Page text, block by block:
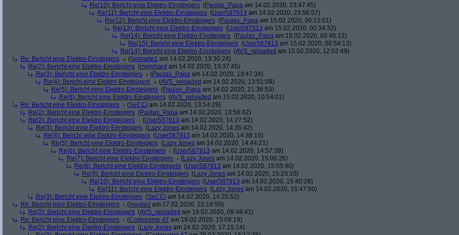
Re(10): Bericht eine Elektro-Einsteigers (Paulas_Papa am 14.02.2020, 23:47:45)
Re(11): Bericht eine Elektro-Einsteigers (User587913 am 14.02.2020, 23:56:57)
Re(12): Bericht eine Elektro-Einsteigers (Paulas_Papa am 15.02.2020, 00:12:01)
Re(13): Bericht eine Elektro-Einsteigers (User587913 am 15.02.2020, 00:34:32)
Re(14): Bericht eine Elektro-Einsteigers (Paulas_Papa am 15.02.2020, 00:46:12)
Re(15): Bericht eine Elektro-Einsteigers (User587913 am 15.02.2020, 00:54:13)
Re(14): Bericht eine Elektro-Einsteigers (AVS_reloaded am 15.02.2020, 12:02:49)
Re: Bericht eine Elektro-Einsteigers
(Nomade1 am 14.02.2020, 13:30:24)
Re(2): Bericht eine Elektro-Einsteigers (mgerhard am 14.02.2020, 13:37:45)
Re(3): Bericht eine Elektro-Einsteigers
(Paulas_Papa am 14.02.2020, 13:47:34)
Re(4): Bericht eine Elektro-Einsteigers
(AVS_reloaded am 14.02.2020, 13:51:09)
Re(5): Bericht eine Elektro-Einsteigers (Paulas_Papa am 14.02.2020, 21:36:53)
Re(6): Bericht eine Elektro-Einsteigers (AVS_reloaded am 15.02.2020, 10:54:01)
Re: Bericht eine Elektro-Einsteigers
(SeCCi am 14.02.2020, 13:54:29)
Re(2): Bericht eine Elektro-Einsteigers (Paulas_Papa am 14.02.2020, 13:58:42)
Re(2): Bericht eine Elektro-Einsteigers
(User587913 am 14.02.2020, 14:27:52)
Re(3): Bericht eine Elektro-Einsteigers (Lazy Jones am 14.02.2020, 14:35:42)
Re(4): Bericht eine Elektro-Einsteigers (User587913 am 14.02.2020, 14:38:16)
Re(5): Bericht eine Elektro-Einsteigers (Lazy Jones am 14.02.2020, 14:44:21)
Re(6): Bericht eine Elektro-Einsteigers
(User587913 am 14.02.2020, 14:57:39)
Re(7): Bericht eine Elektro-Einsteigers
(Lazy Jones am 14.02.2020, 15:00:26)
Re(8): Bericht eine Elektro-Einsteigers (User587913 am 14.02.2020, 15:05:40)
Re(9): Bericht eine Elektro-Einsteigers (Lazy Jones am 14.02.2020, 15:23:10)
Re(10): Bericht eine Elektro-Einsteigers (User587913 am 14.02.2020, 15:40:28)
Re(11): Bericht eine Elektro-Einsteigers (Lazy Jones am 14.02.2020, 15:47:50)
Re(3): Bericht eine Elektro-Einsteigers (SeCCi am 14.02.2020, 14:35:52)
Re: Bericht eine Elektro-Einsteigers
(Heuliez am 17.02.2020, 22:19:50)
Re(2): Bericht eine Elektro-Einsteigers (AVS_reloaded am 18.02.2020, 09:48:41)
Re: Bericht eine Elektro-Einsteigers
(Codename 47 am 19.02.2020, 15:09:19)
Re(2): Bericht eine Elektro-Einsteigers (Lazy Jones am 24.02.2020, 17:15:14)